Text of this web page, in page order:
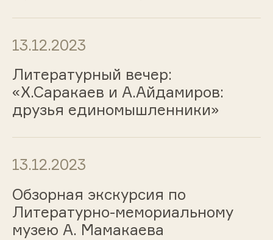
13.12.2023
Литературный вечер:
«Х.Саракаев и А.Айдамиров:
друзья единомышленники»
13.12.2023
Обзорная экскурсия по
Литературно-мемориальному
музею А. Мамакаева